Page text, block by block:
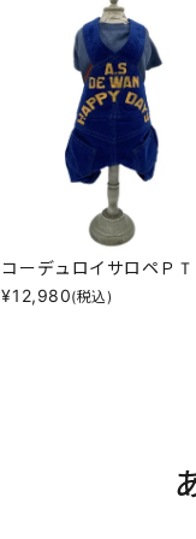
コーデュロイサロペＰＴ
¥12,980(税込)